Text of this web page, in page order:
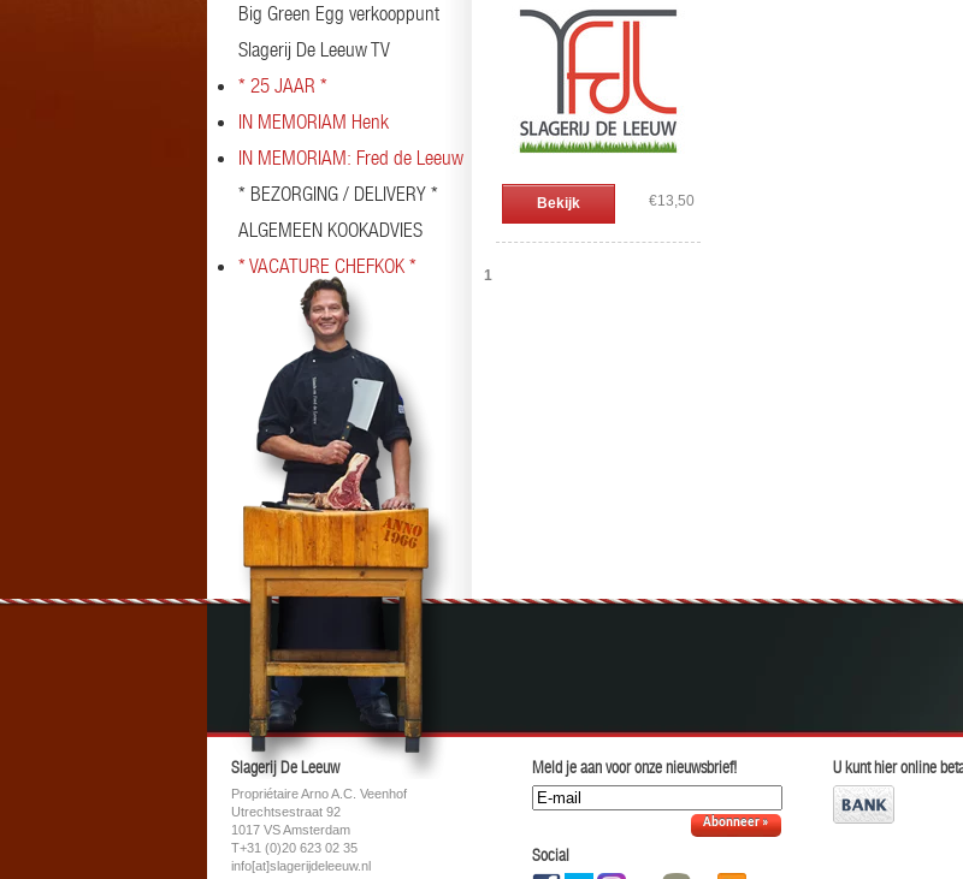
Big Green Egg verkooppunt
Slagerij De Leeuw TV
* 25 JAAR *
IN MEMORIAM Henk
IN MEMORIAM: Fred de Leeuw
* BEZORGING / DELIVERY *
ALGEMEEN KOOKADVIES
* VACATURE CHEFKOK *
Bekijk €13,50
1
Slagerij De Leeuw
Propriétaire Arno A.C. Veenhof
Utrechtsestraat 92
1017 VS Amsterdam
T+31 (0)20 623 02 35
info[at]slagerijdeleeuw.nl
Meld je aan voor onze nieuwsbrief!
Abonneer »
Social
U kunt hier online